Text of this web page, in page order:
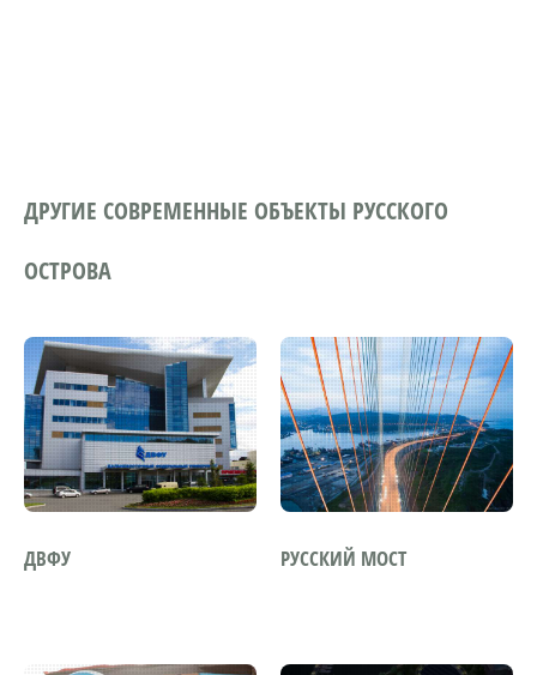
ДРУГИЕ СОВРЕМЕННЫЕ ОБЪЕКТЫ РУССКОГО
ОСТРОВА
ДВФУ РУССКИЙ МОСТ